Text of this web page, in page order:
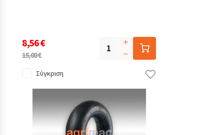
8,56 €
15,00 €
Σύγκριση